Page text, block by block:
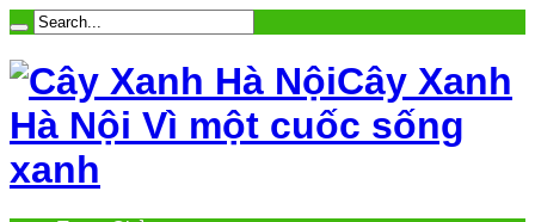
Cây Xanh
Hà Nội Vì một cuốc sống
xanh